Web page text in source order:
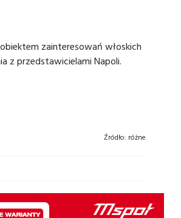
zainteresowań włoskich
z przedstawicielami Napoli.
Źródło: różne